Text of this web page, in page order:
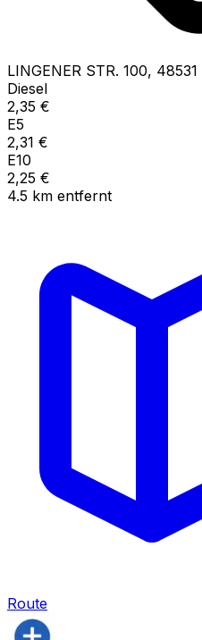
LINGENER STR. 100, 48531
Diesel
2,35 €
E5
2,31 €
E10
2,25 €
4.5 km entfernt
Route